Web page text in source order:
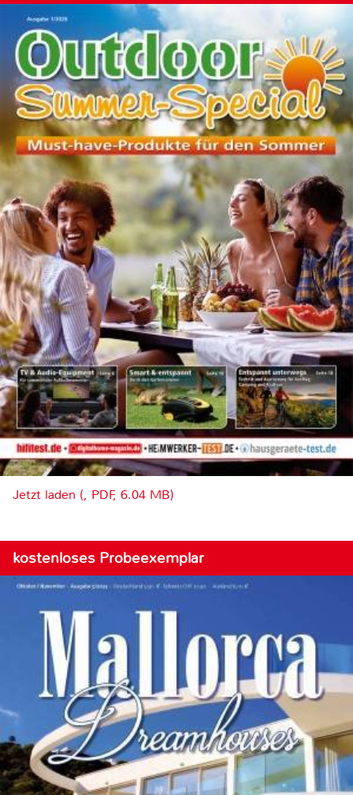
Jetzt laden (, PDF, 6.04 MB)
kostenloses Probeexemplar